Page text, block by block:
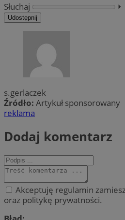
Słuchaj ⏵︎
Udostępnij
s.gerlaczek
Źródło: Artykuł sponsorowany
reklama
Dodaj komentarz
Akceptuję regulamin
oraz politykę prywatności.